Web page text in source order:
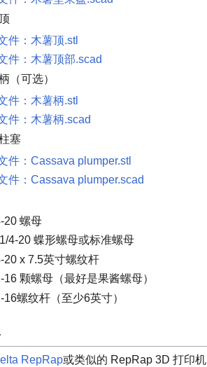
件：木薯顶.stl
件：木薯顶部.scad
（可选）
件：木薯柄.stl
件：木薯柄.scad
塞
件：Cassava plumper.stl
件：Cassava plumper.scad
20 螺母
4-20 蝶形螺母或标准螺母
20 x 7.5英寸螺纹杆
16 颗螺母（最好是果酱螺母）
16螺纹杆（至少6英寸）
RepRap或类似的 RepRap 3D 打印机